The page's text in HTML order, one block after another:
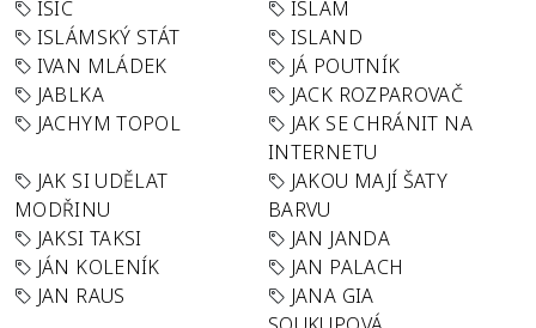
ISIC
ISLÁM
ISLÁMSKÝ STÁT
ISLAND
IVAN MLÁDEK
JÁ POUTNÍK
JABLKA
JACK ROZPAROVAČ
JACHYM TOPOL
JAK SE CHRÁNIT NA
INTERNETU
JAK SI UDĚLAT
MODŘINU
JAKOU MAJÍ ŠATY
BARVU
JAKSI TAKSI
JAN JANDA
JÁN KOLENÍK
JAN PALACH
JAN RAUS
JANA GIA